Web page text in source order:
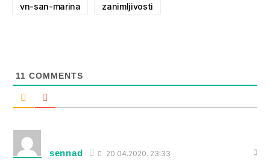
vn-san-marina zanimljivosti
11 COMMENTS
sennad 20.04.2020. 23:33